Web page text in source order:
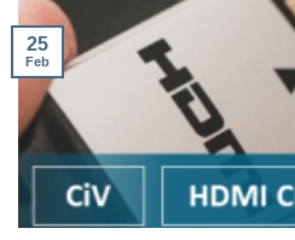
25
Feb